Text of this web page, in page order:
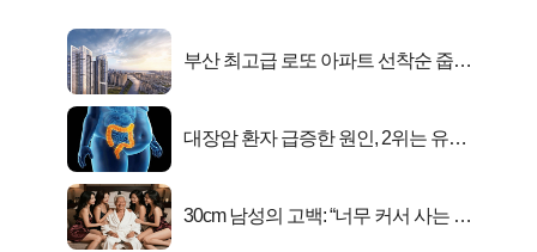
부산 최고급 로또 아파트 선착순 줍줍
대장암 환자 급증한 원인, 2위는 유산
30cm 남성의 고백: “너무 커서 사는 게